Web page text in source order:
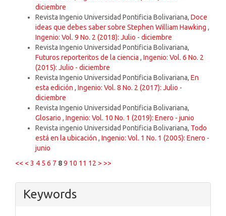
diciembre
Revista Ingenio Universidad Pontificia Bolivariana, Doce
ideas que debes saber sobre Stephen William Hawking ,
Ingenio: Vol. 9 No. 2 (2018): Julio - diciembre
Revista Ingenio Universidad Pontificia Bolivariana,
Futuros reporteritos de la ciencia , Ingenio: Vol. 6 No. 2
(2015): Julio - diciembre
Revista Ingenio Universidad Pontificia Bolivariana, En
esta edición , Ingenio: Vol. 8 No. 2 (2017): Julio -
diciembre
Revista Ingenio Universidad Pontificia Bolivariana,
Glosario , Ingenio: Vol. 10 No. 1 (2019): Enero - junio
Revista ingenio Universidad Pontificia Bolivariana, Todo
está en la ubicación , Ingenio: Vol. 1 No. 1 (2005): Enero -
junio
<< <3 4 5 6 7 89 10 11 12 > >>
Keywords